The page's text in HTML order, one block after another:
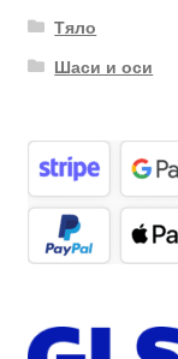
Тяло
Шаси и оси